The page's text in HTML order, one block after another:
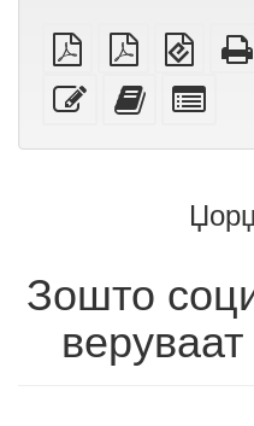
обичен
PDF
А4
PDF
печатење
EPUB
(за
уреди)
Уреди
текст
Додади
текст
збирката
за
Зошто